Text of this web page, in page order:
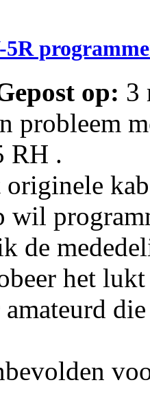
5R
op: 3
probleem
RH .
wil
de
het